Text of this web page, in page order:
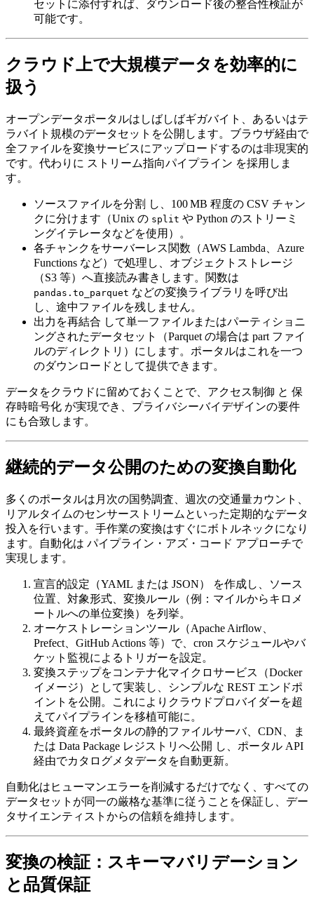
セットに添付すれば、ダウンロード後の整合性検証が
可能です。
クラウド上で大規模データを効率的に
扱う
オープンデータポータルはしばしばギガバイト、あるいはテ
ラバイト規模のデータセットを公開します。ブラウザ経由で
全ファイルを変換サービスにアップロードするのは非現実的
です。代わりに ストリーム指向パイプライン を採用しま
す。
ソースファイルを分割 し、100 MB 程度の CSV チャン
クに分けます（Unix の split や Python のストリーミ
ングイテレータなどを使用）。
各チャンクをサーバーレス関数 （AWS Lambda、Azure
Functions など）で処理し、オブジェクトストレージ
（S3 等）へ直接読み書きします。関数は
pandas.to_parquet などの変換ライブラリを呼び出
し、途中ファイルを残しません。
出力を再結合 して単一ファイルまたはパーティショニ
ングされたデータセット（Parquet の場合は part ファイ
ルのディレクトリ）にします。ポータルはこれを一つ
のダウンロードとして提供できます。
データをクラウドに留めておくことで、 アクセス制御 と 保
存時暗号化 が実現でき、プライバシーバイデザインの要件
にも合致します。
継続的データ公開のための変換自動化
多くのポータルは月次の国勢調査、週次の交通量カウント、
リアルタイムのセンサーストリームといった定期的なデータ
投入を行います。手作業の変換はすぐにボトルネックになり
ます。自動化は パイプライン・アズ・コード アプローチで
実現します。
宣言的設定（YAML または JSON）
を作成し、ソース
位置、対象形式、変換ルール（例：マイルからキロメ
ートルへの単位変換）を列挙。
オーケストレーションツール （Apache Airflow、
Prefect、GitHub Actions 等）で、cron スケジュールやバ
ケット監視によるトリガーを設定。
変換ステップをコンテナ化マイクロサービス
（Docker
イメージ）として実装し、シンプルな REST エンドポ
イントを公開。これによりクラウドプロバイダーを超
えてパイプラインを移植可能に。
最終資産をポータルの静的ファイルサーバ、CDN、ま
たは Data Package レジストリへ公開 し、ポータル API
経由でカタログメタデータを自動更新。
自動化はヒューマンエラーを削減するだけでなく、すべての
データセットが同一の厳格な基準に従うことを保証し、デー
タサイエンティストからの信頼を維持します。
変換の検証：スキーマバリデーション
と品質保証